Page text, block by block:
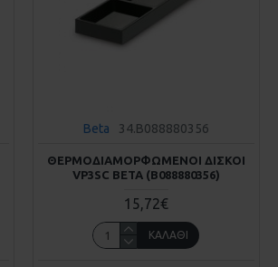
Beta 34.B088880356
ΘΕΡΜΟΔΙΑΜΟΡΦΩΜΈΝΟΙ ΔΊΣΚΟΙ
VP3SC BETA (Β088880356)
15,72€
ΚΑΛΆΘΙ